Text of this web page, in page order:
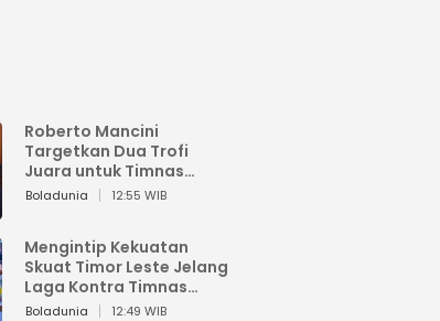
Roberto Mancini
Targetkan Dua Trofi
Juara untuk Timnas
Italia
Boladunia 12:55 WIB
Mengintip Kekuatan
Skuat Timor Leste Jelang
Laga Kontra Timnas
Indonesia di Piala AFF
Boladunia 12:49 WIB